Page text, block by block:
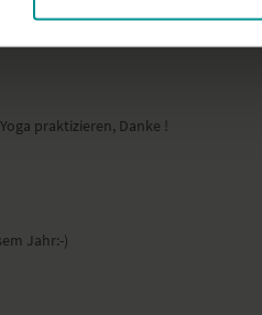
praktizieren, Danke !
Jahr:-)